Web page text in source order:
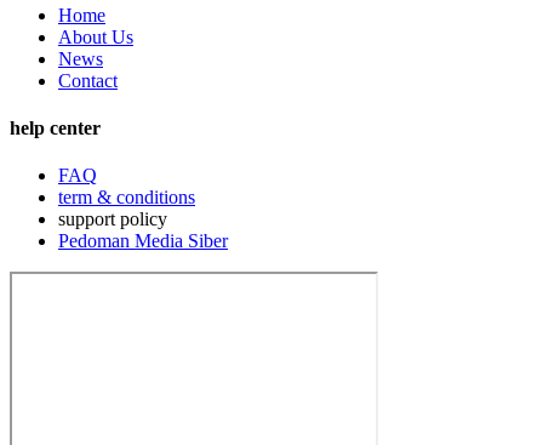
Home
About Us
News
Contact
help center
FAQ
term & conditions
support policy
Pedoman Media Siber